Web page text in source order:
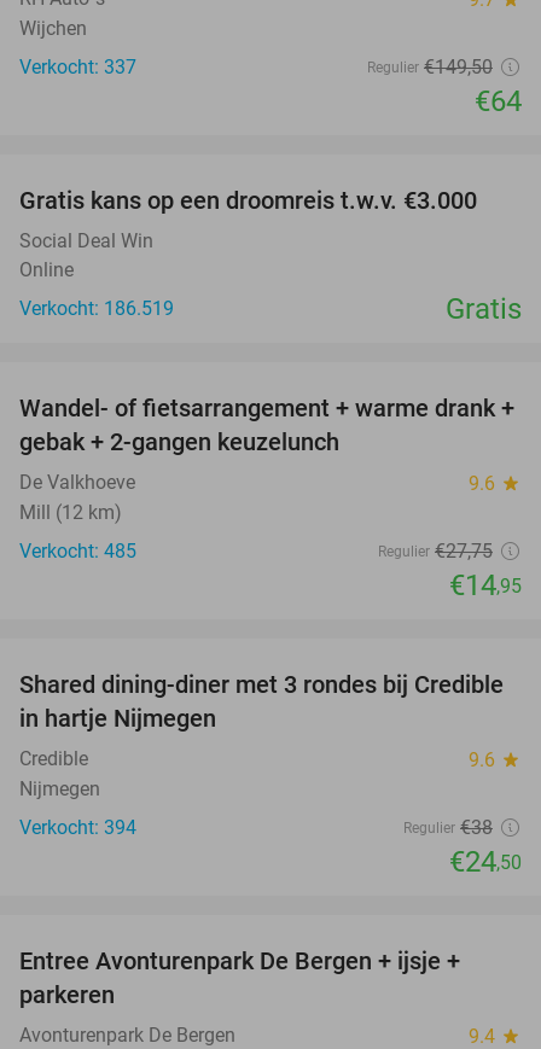
Wijchen
Verkocht: 337
Regulier €149,50
€64
Gratis kans op een droomreis t.w.v. €3.000
Social Deal Win
Online
Verkocht: 186.519
Gratis
46%
Wandel- of fietsarrangement + warme drank +
gebak + 2-gangen keuzelunch
De Valkhoeve 9.6 star
Mill (12 km)
Verkocht: 485
Regulier €27,75
€14,95
36%
Shared dining-diner met 3 rondes bij Credible
in hartje Nijmegen
Credible 9.6 star
Nijmegen
Verkocht: 394
Regulier €38
€24,50
Entree Avonturenpark De Bergen + ijsje +
parkeren
Avonturenpark De Bergen 9.4 star